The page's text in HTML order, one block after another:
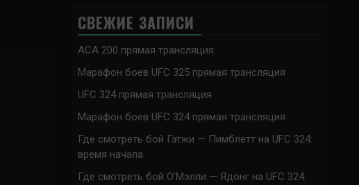
СВЕЖИЕ ЗАПИСИ
ACA 200 прямая трансляция
Марафон боев UFC 325 прямая трансляция
UFC 324 прямая трансляция
Марафон боев UFC 324 прямая трансляция
Где смотреть бой Гэтжи — Пимблетт на UFC 324:
время начала
Где смотреть бой О’Мэлли — Ядонг на UFC 324: